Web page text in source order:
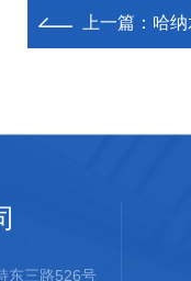
上一篇： 哈
东三路526号